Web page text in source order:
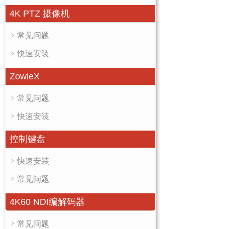
4K PTZ 摄像机
常见问题
快速安装
ZowieX
常见问题
快速安装
控制键盘
快速安装
常见问题
4K60 NDI编解码器
常见问题